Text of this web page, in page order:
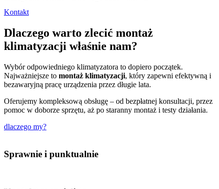
Kontakt
Dlaczego warto zlecić montaż
klimatyzacji właśnie nam?
Wybór odpowiedniego klimatyzatora to dopiero początek.
Najważniejsze to montaż klimatyzacji, który zapewni efektywną i
bezawaryjną pracę urządzenia przez długie lata.
Oferujemy kompleksową obsługę – od bezpłatnej konsultacji, przez
pomoc w doborze sprzętu, aż po staranny montaż i testy działania.
dlaczego my?
Sprawnie i punktualnie